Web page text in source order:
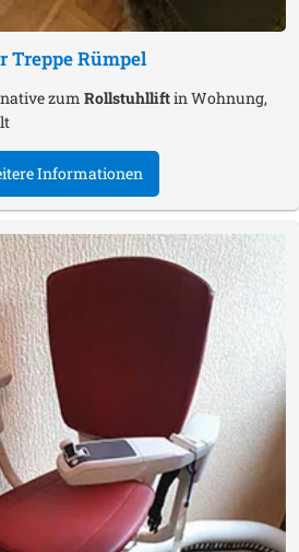
TreppeRümpel
zum Rollstuhlliftin Wohnung,
Informationen